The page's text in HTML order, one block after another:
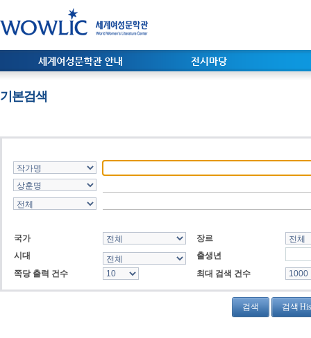
기본검색
국가
장르
시대
출생년
쪽당 출력 건수
최대 검색 건수
검색